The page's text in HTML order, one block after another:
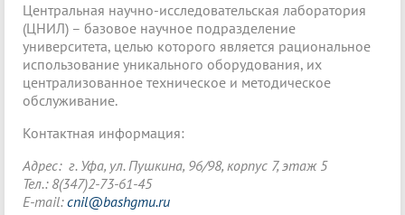
Центральная научно-исследовательская лаборатория
(ЦНИЛ) – базовое научное подразделение
университета, целью которого является рациональное
использование уникального оборудования, их
централизованное техническое и методическое
обслуживание.
Контактная информация:
Адрес: г. Уфа, ул. Пушкина, 96/98, корпус 7, этаж 5
Тел.: 8(347)2-73-61-45
E-mail:cnil@bashgmu.ru